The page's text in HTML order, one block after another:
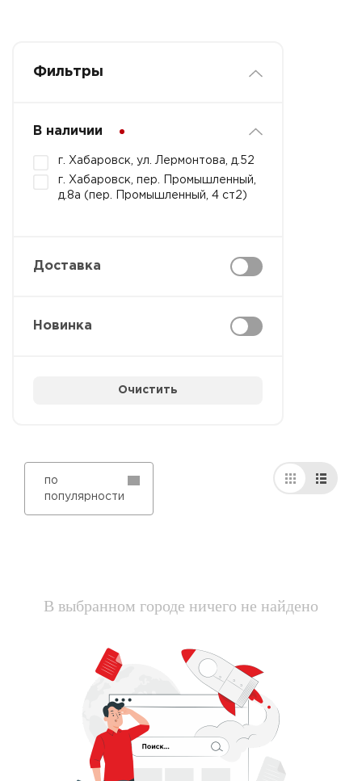
Фильтры
В наличии
г. Хабаровск, ул. Лермонтова, д.52
г. Хабаровск, пер. Промышленный,
д.8а (пер. Промышленный, 4 ст2)
Доставка
Новинка
Очистить
по
популярности
В выбранном городе ничего не найдено